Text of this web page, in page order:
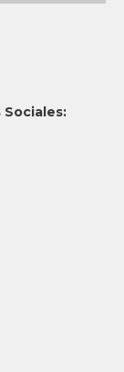
Sociales: